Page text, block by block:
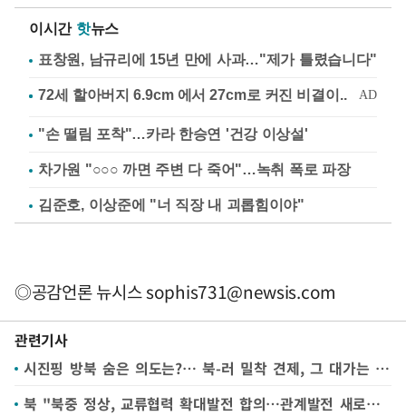
이시간 핫뉴스
표창원, 남규리에 15년 만에 사과…"제가 틀렸습니다"
"손 떨림 포착"…카라 한승연 '건강 이상설'
차가원 "○○○ 까면 주변 다 죽어"…녹취 폭로 파장
김준호, 이상준에 "너 직장 내 괴롭힘이야"
◎공감언론 뉴시스sophis731@newsis.com
관련기사
시진핑 방북 숨은 의도는?… 북-러 밀착 견제, 그 대가는 북핵 묵인
북 "북중 정상, 교류협력 확대발전 합의…관계발전 새로운 장"(종합)